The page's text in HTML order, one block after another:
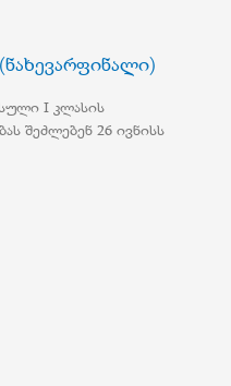
I კლასის
შეძლებენ 26 ივნისს